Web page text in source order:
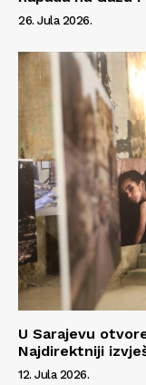
Info
O nama
Kontakt
Impressum
26. Jula 2026.
U Sarajevu
Najdirektniji
12. Jula 2026.